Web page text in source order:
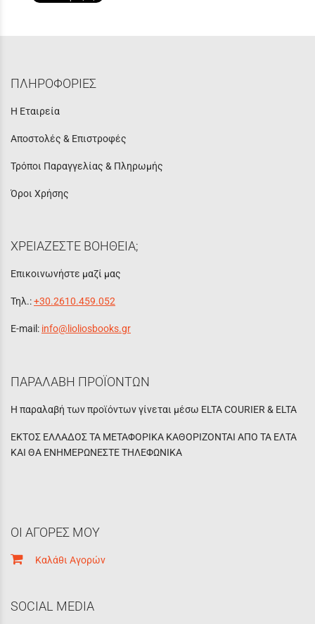
ΠΛΗΡΟΦΟΡΙΕΣ
Η Εταιρεία
Αποστολές & Επιστροφές
Τρόποι Παραγγελίας & Πληρωμής
Όροι Χρήσης
ΧΡΕΙΑΖΕΣΤΕ ΒΟΗΘΕΙΑ;
Επικοινωνήστε μαζί μας
Τηλ.:+30.2610.459.052
E-mail: info@lioliosbooks.gr
ΠΑΡΑΛΑΒΗ ΠΡΟΪΟΝΤΩΝ
Η παραλαβή των προϊόντων γίνεται μέσω ELTA COURIER & ELTA
ΕΚΤΟΣ ΕΛΛΑΔΟΣ ΤΑ ΜΕΤΑΦΟΡΙΚΑ ΚΑΘΟΡΙΖΟΝΤΑΙ ΑΠΟ ΤΑ ΕΛΤΑ
ΚΑΙ ΘΑ ΕΝΗΜΕΡΩΝΕΣΤΕ ΤΗΛΕΦΩΝΙΚΑ
ΟΙ ΑΓΟΡΕΣ ΜΟΥ
Καλάθι Αγορών
SOCIAL MEDIA